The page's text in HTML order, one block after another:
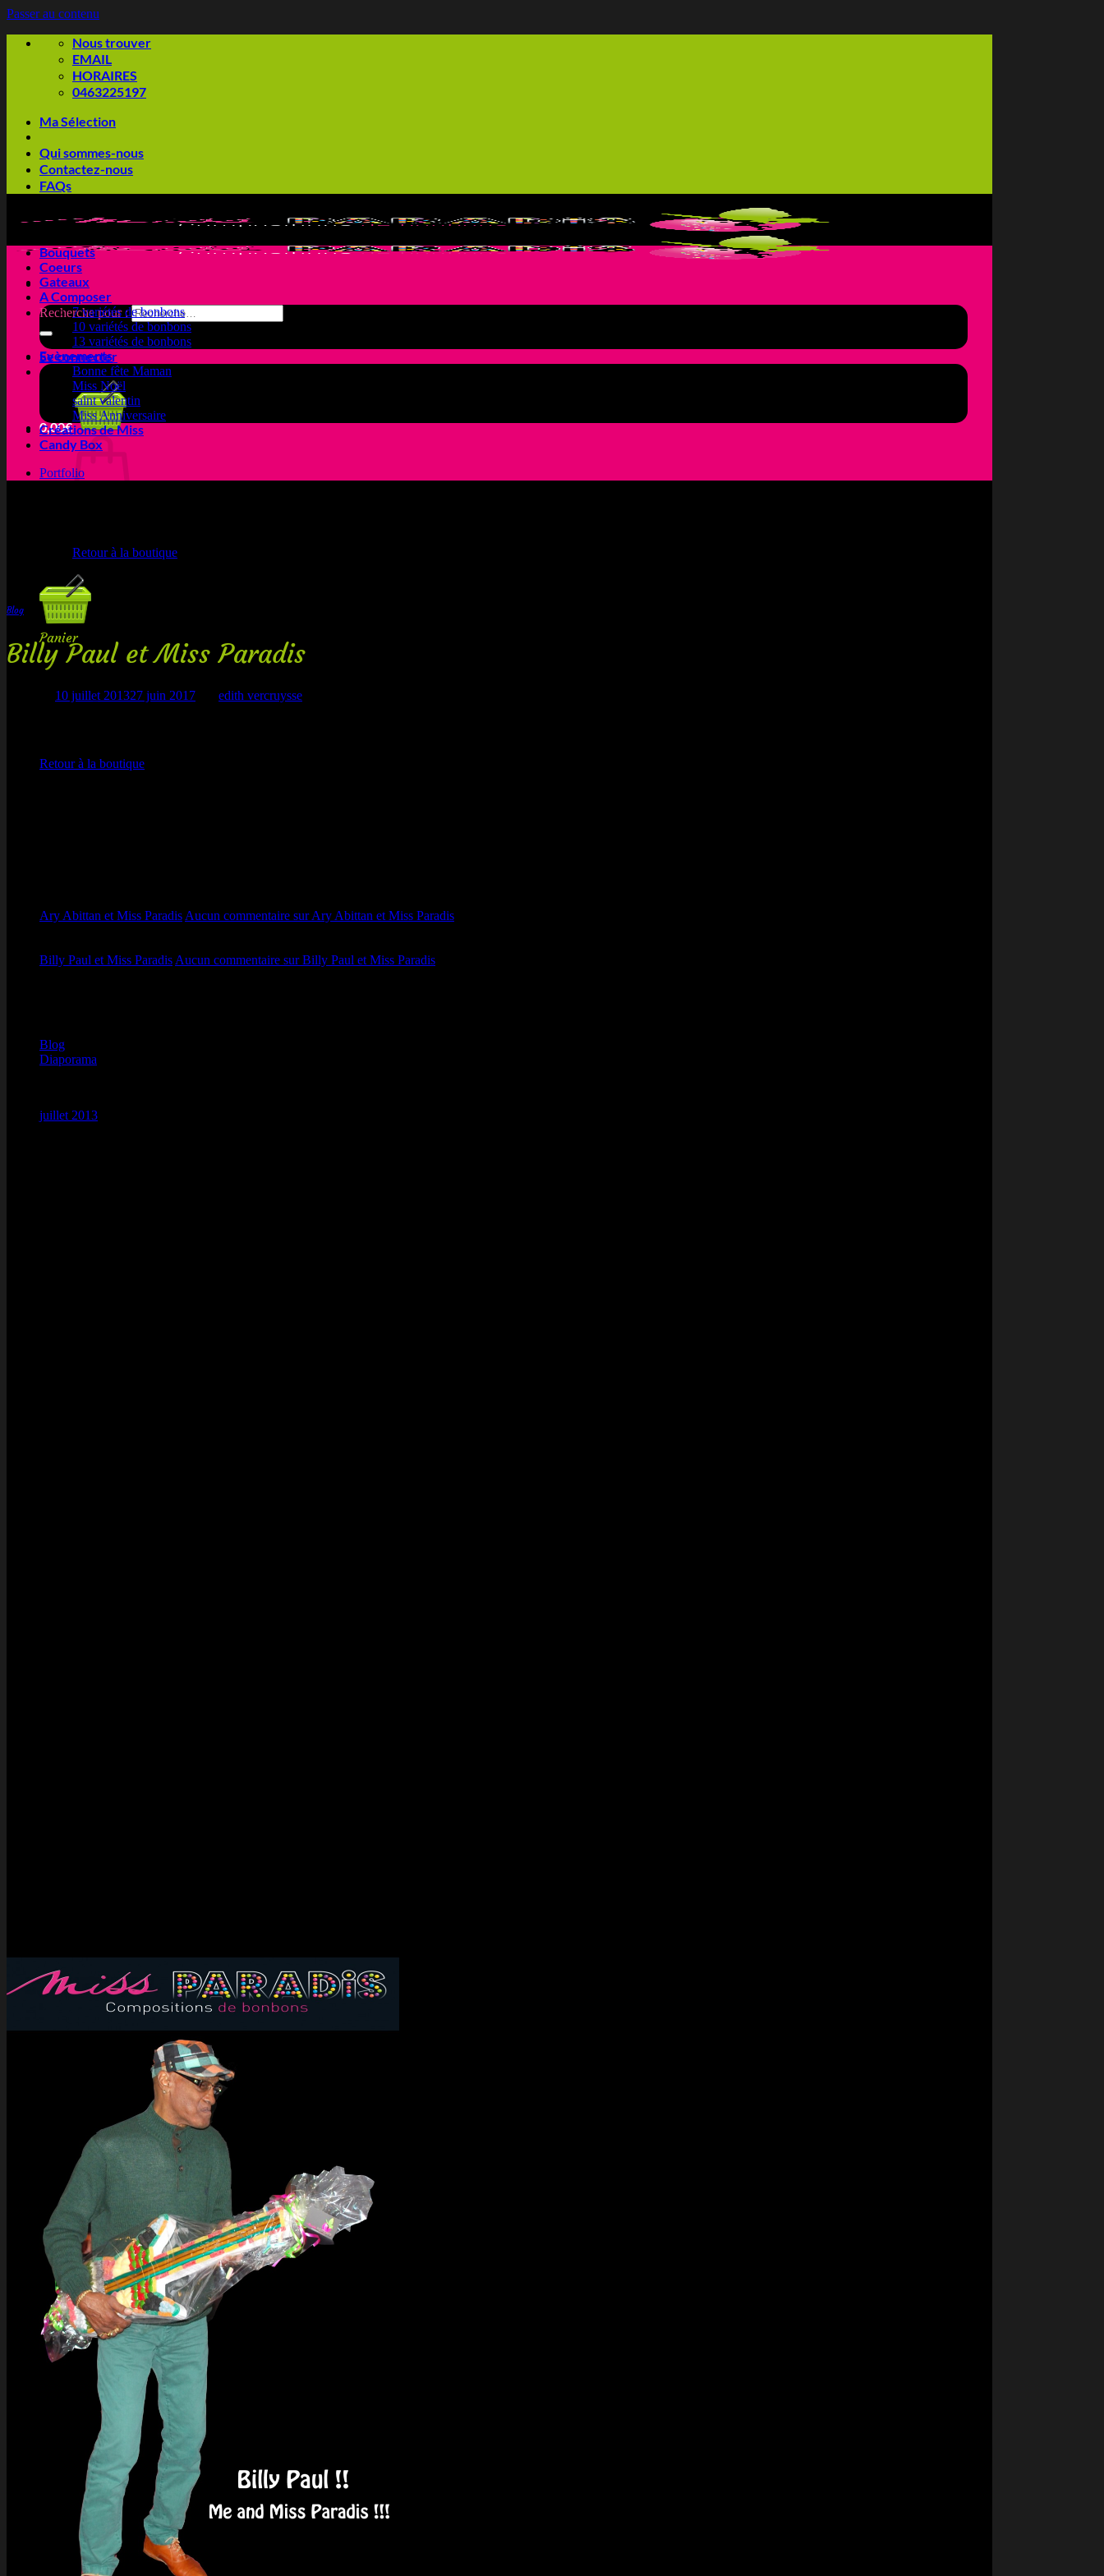
Passer au contenu
Nous trouver
EMAIL
HORAIRES
0463225197
Ma Sélection
Qui sommes-nous
Contactez-nous
FAQs
Recherche pour :
Se connecter
0,00€
Retour à la boutique
Panier
Retour à la boutique
Stripe
Bouquets
Coeurs
Gateaux
A Composer
7 variétés de bonbons
10 variétés de bonbons
13 variétés de bonbons
Evènements
Bonne fête Maman
Miss Noël
saint valentin
Miss Anniversaire
Créations de Miss
Candy Box
Portfolio
Blog
Billy Paul et Miss Paradis
10 juillet 201327 juin 2017 edith vercruysse
Ary Abittan et Miss Paradis Aucun commentaire sur Ary Abittan et Miss Paradis
Billy Paul et Miss Paradis Aucun commentaire sur Billy Paul et Miss Paradis
Blog
Diaporama
juillet 2013